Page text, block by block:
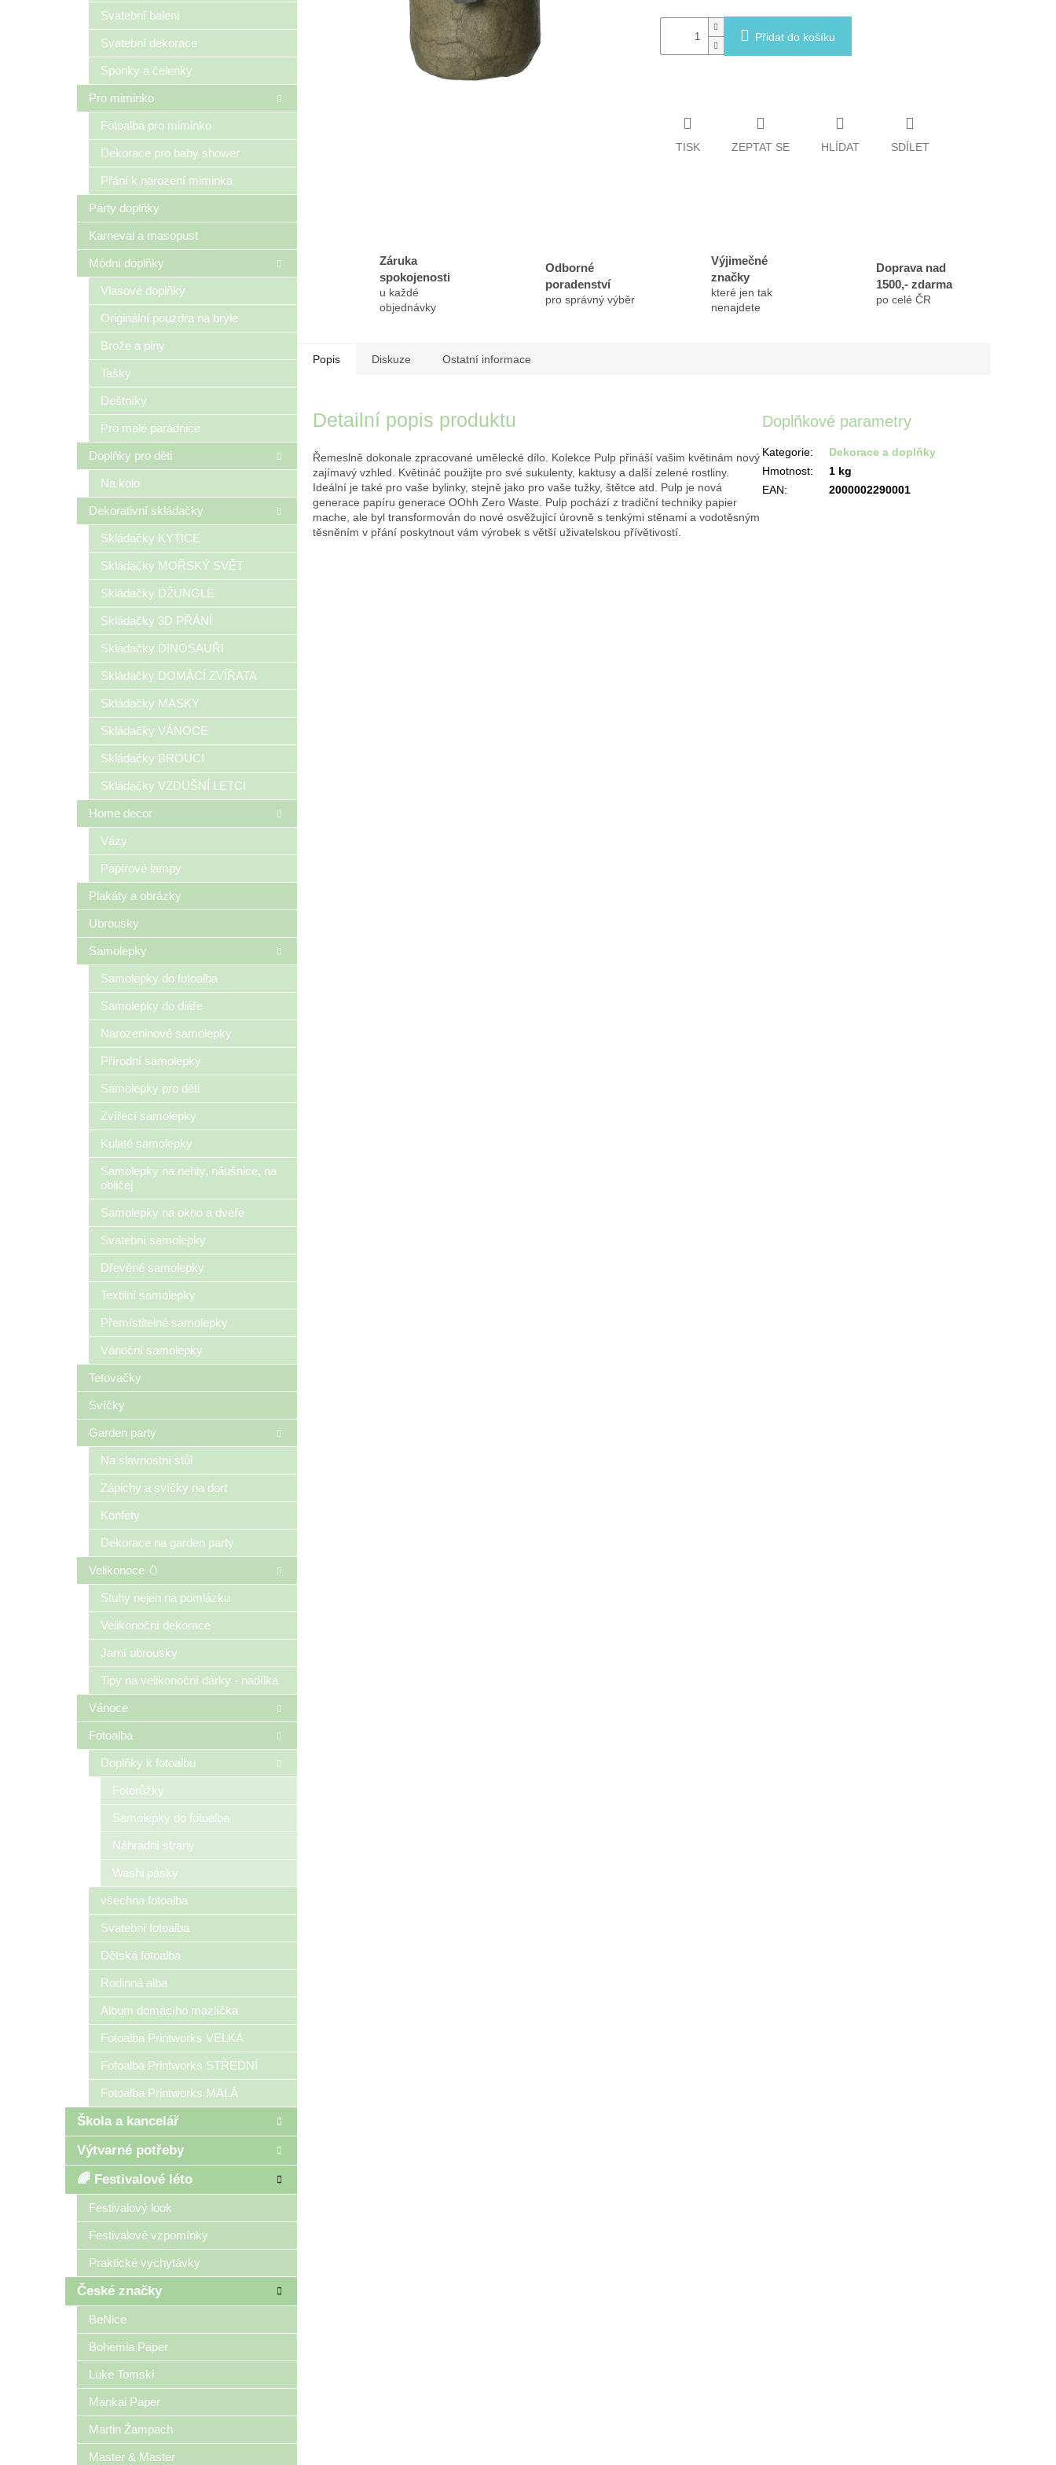
Svatební balení
Svatební dekorace
Sponky a čelenky
Pro miminko
Fotoalba pro miminko
Dekorace pro baby shower
Přání k narození miminka
Párty doplňky
Karneval a masopust
Módní doplňky
Vlasové doplňky
Originální pouzdra na brýle
Brože a piny
Tašky
Deštníky
Pro malé parádnice
Doplňky pro děti
Na kolo
Dekorativní skládačky
Skládačky KYTICE
Skládačky MOŘSKÝ SVĚT
Skládačky DŽUNGLE
Skládačky 3D PŘÁNÍ
Skládačky DINOSAUŘI
Skládačky DOMÁCÍ ZVÍŘATA
Skládačky MASKY
Skládačky VÁNOCE
Skládačky BROUCI
Skládačky VZDUŠNÍ LETCI
Home decor
Vázy
Papírové lampy
Plakáty a obrázky
Ubrousky
Samolepky
Samolepky do fotoalba
Samolepky do diáře
Narozeninové samolepky
Přírodní samolepky
Samolepky pro děti
Zvířecí samolepky
Kulaté samolepky
Samolepky na nehty, náušnice, na
obličej
Samolepky na okno a dveře
Svatební samolepky
Dřevěné samolepky
Textilní samolepky
Přemístitelné samolepky
Vánoční samolepky
Tetovačky
Svíčky
Garden party
Na slavnostní stůl
Zápichy a svíčky na dort
Konfety
Dekorace na garden party
Velikonoce 🥚
Stuhy nejen na pomlázku
Velikonoční dekorace
Jarní ubrousky
Tipy na velikonoční dárky - nadílka
Vánoce
Fotoalba
Doplňky k fotoalbu
Fotorůžky
Samolepky do fotoalba
Náhradní strany
Washi pásky
všechna fotoalba
Svatební fotoalba
Dětská fotoalba
Rodinná alba
Album domácího mazlíčka
Fotoalba Printworks VELKÁ
Fotoalba Printworks STŘEDNÍ
Fotoalba Printworks MALÁ
Škola a kancelář
Výtvarné potřeby
🌈 Festivalové léto
Festivalový look
Festivalové vzpomínky
Praktické vychytávky
České značky
BeNice
Bohemia Paper
Luke Tomski
Mankai Paper
Martin Žampach
Master & Master
Přidat do košíku
TISK ZEPTAT SE HLÍDAT SDÍLET
Záruka
spokojenosti
u každé
objednávky
Odborné
poradenství
pro správný výběr
Výjimečné
značky
které jen tak
nenajdete
Doprava nad
1500,- zdarma
po celé ČR
Popis Diskuze Ostatní informace
Detailní popis produktu
Řemeslně dokonale zpracované umělecké dílo. Kolekce Pulp přináší vašim květinám nový
zajímavý vzhled. Květináč použijte pro své sukulenty, kaktusy a další zelené rostliny.
Ideální je také pro vaše bylinky, stejně jako pro vaše tužky, štětce atd. Pulp je nová
generace papíru generace OOhh Zero Waste. Pulp pochází z tradiční techniky papier
mache, ale byl transformován do nové osvěžující úrovně s tenkými stěnami a vodotěsným
těsněním v přání poskytnout vám výrobek s větší uživatelskou přívětivostí.
Doplňkové parametry
Kategorie:
Dekorace a doplňky
Hmotnost:
1 kg
EAN: 2000002290001